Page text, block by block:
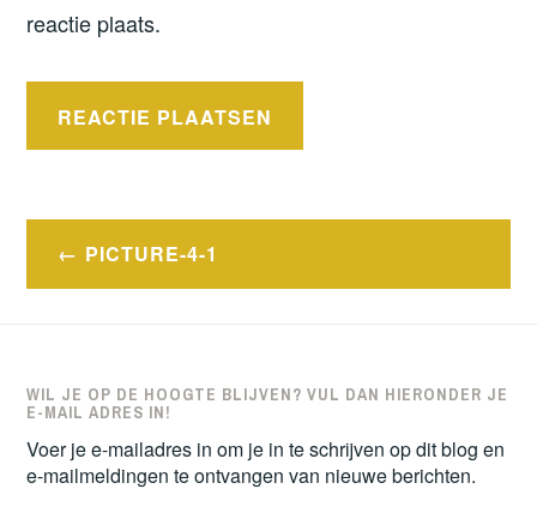
reactie plaats.
Bericht
navigatie
PICTURE-4-1
WIL JE OP DE HOOGTE BLIJVEN? VUL DAN HIERONDER JE
E-MAIL ADRES IN!
Voer je e-mailadres in om je in te schrijven op dit blog en
e-mailmeldingen te ontvangen van nieuwe berichten.